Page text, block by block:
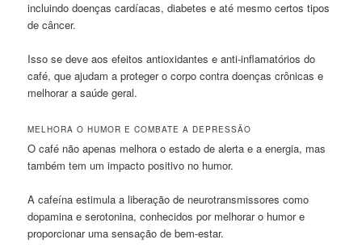
incluindo doenças cardíacas, diabetes e até mesmo certos tipos
de câncer.
Isso se deve aos efeitos antioxidantes e anti-inflamatórios do
café, que ajudam a proteger o corpo contra doenças crônicas e
melhorar a saúde geral.
MELHORA O HUMOR E COMBATE A DEPRESSÃO
O café não apenas melhora o estado de alerta e a energia, mas
também tem um impacto positivo no humor.
A cafeína estimula a liberação de neurotransmissores como
dopamina e serotonina, conhecidos por melhorar o humor e
proporcionar uma sensação de bem-estar.